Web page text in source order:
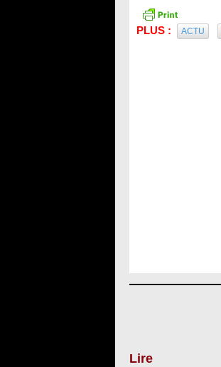
PLUS : ACTU
Lire